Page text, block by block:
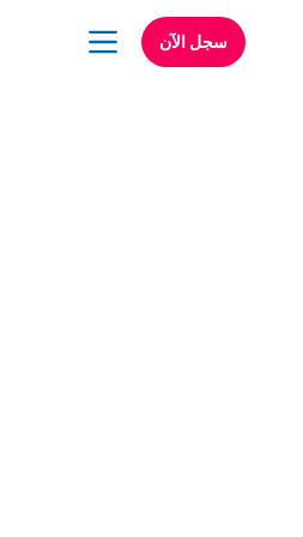
سجل الآن